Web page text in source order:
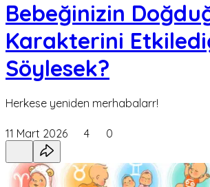
Bebeğinizin
Karakterini
Söylesek?
Herkese yeniden merhabalarr!
11 Mart 2026 4 0